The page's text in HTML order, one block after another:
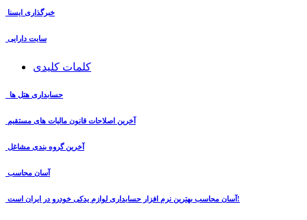
خبرگذاری ایسنا
سایت دارایی
کلمات کلیدی
حسابداری هتل ها
آخرین اصلاحات قانون مالیات های مستقیم
آخرین گروه بندی مشاغل
آسان محاسب
آسان محاسب بهترین نرم افزار حسابداری لوازم یدکی خودرو در ایران است!